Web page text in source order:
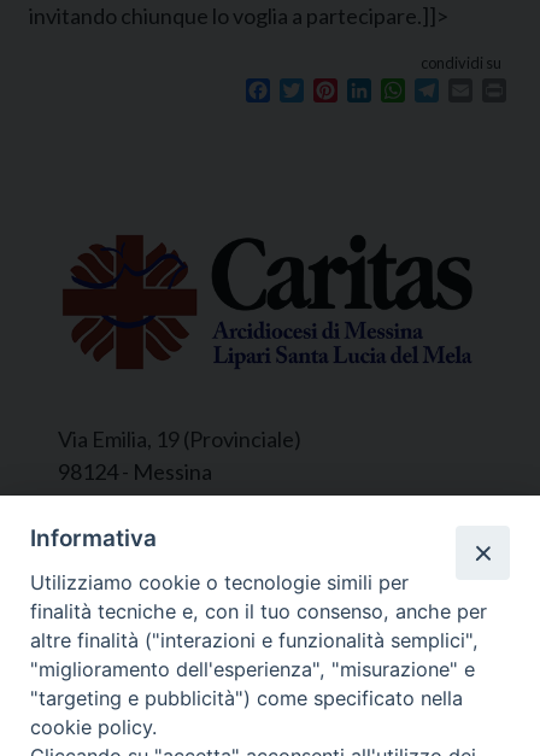
invitando chiunque lo voglia a partecipare.]]>
condividi su
Facebook
TwitterPinterestLinkedInWhatsApp
Via Emilia, 19 (Provinciale)
98124 - Messina
Segreteria e Amministrazione:
L’Ufficio è aperto tutti i giorni da lunedì a
venerdì, dalle ore 9.30 alle ore 12.30.
Tel. 090.9146045
mail:ufficiocaritas@diocesimessina.it.
Seguici su
Informativa
Utilizziamo cookie o tecnologie simili per
finalità tecniche e, con il tuo consenso, anche per
altre finalità ("interazioni e funzionalità semplici",
"miglioramento dell'esperienza", "misurazione" e
"targeting e pubblicità") come specificato nella
cookie policy.